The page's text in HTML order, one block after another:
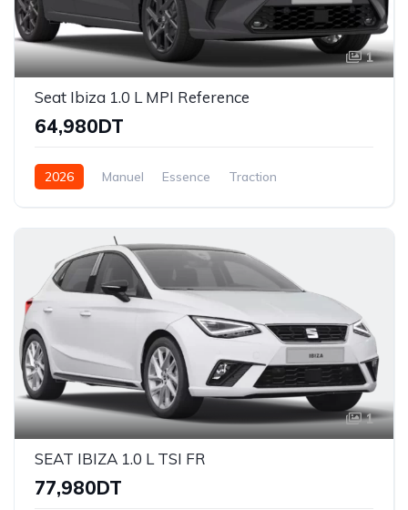
1
Seat Ibiza 1.0 L MPI Reference
64,980DT
2026 Manuel Essence Traction
1
SEAT IBIZA 1.0 L TSI FR
77,980DT